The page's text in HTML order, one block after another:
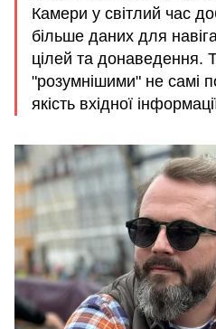
Камери у світлий час
більше даних для
цілей та донаведення.
"розумнішими" не самі
якість вхідної